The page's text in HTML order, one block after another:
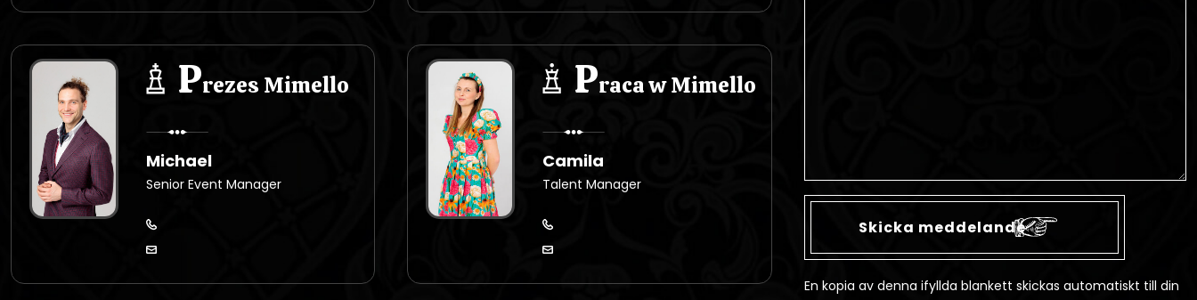
Prezes Mimello
Michael
Senior Event Manager
Praca w Mimello
Camila
Talent Manager
En kopia av denna ifyllda blankett skickas automatiskt till din